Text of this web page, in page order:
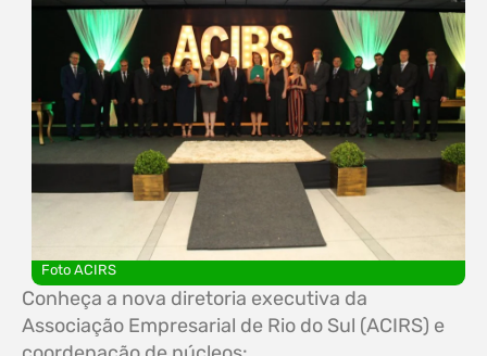
Foto ACIRS
Conheça a nova diretoria executiva da
Associação Empresarial de Rio do Sul (ACIRS) e